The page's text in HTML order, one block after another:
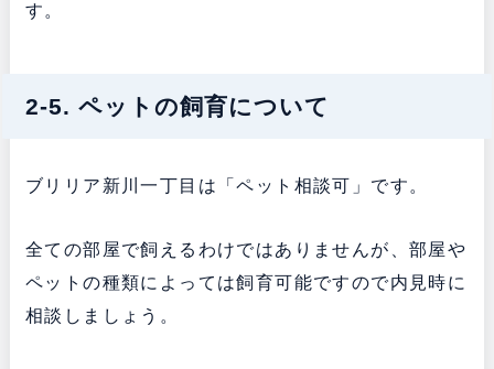
す。
2-5. ペットの飼育について
ブリリア新川一丁目は「ペット相談可」です。
全ての部屋で飼えるわけではありませんが、部屋や
ペットの種類によっては飼育可能ですので内見時に
相談しましょう。